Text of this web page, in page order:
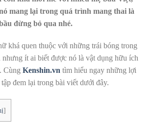
mang lại trong quá trình mang thai là
đừng bỏ qua nhé.
khá quen thuộc với những trái bóng trong
nhưng ít ai biết được nó là vật dụng hữu ích
Cùng Kenshin.vn tìm hiểu ngay những lợi
đem lại trong bài viết dưới đây.
]